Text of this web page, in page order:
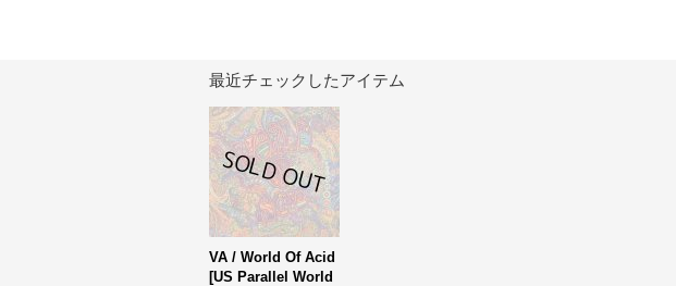
最近チェックしたアイテム
VA / World Of Acid
[US Parallel World